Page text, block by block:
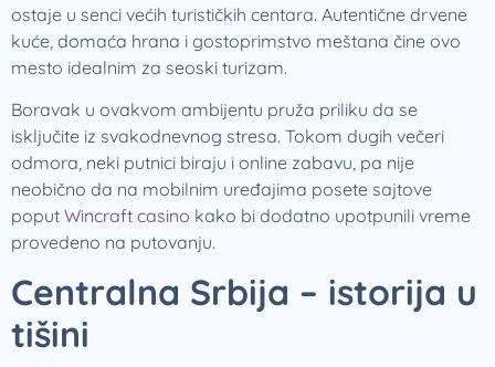
ostaje u senci većih turističkih centara. Autentične drvene
kuće, domaća hrana i gostoprimstvo meštana čine ovo
mesto idealnim za seoski turizam.
Boravak u ovakvom ambijentu pruža priliku da se
isključite iz svakodnevnog stresa. Tokom dugih večeri
odmora, neki putnici biraju i online zabavu, pa nije
neobično da na mobilnim uređajima posete sajtove
poput Wincraft casino kako bi dodatno upotpunili vreme
provedeno na putovanju.
Centralna Srbija – istorija u
tišini